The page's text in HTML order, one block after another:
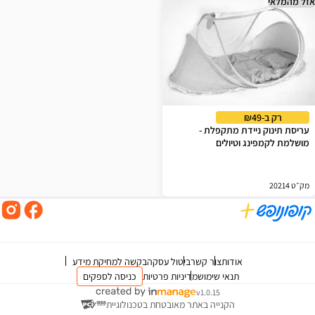
רק ב-₪49
עריסת תינוק ניידת מתקפלת -
מושלמת לקמפינג וטיולים
מק״ט 20214
אודותצור קשרביטול עסקהבקשה למחיקת מידע
תנאי שימושמדיניות פרטיות כניסה לספקים
v1.0.15
הקנייה באתר מאובטחת בטכנולוגיית